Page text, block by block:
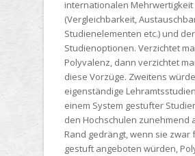
internationalen Mehrwertigkeit
(Vergleichbarkeit,
Studienelementen etc.) und
Studienoptionen. Verzichtet
Polyvalenz, dann verzichtet
diese Vorzüge. Zweitens
eigenständige
einem System gestufter
den Hochschulen zunehmend
Rand gedrängt, wenn sie zwar
gestuft angeboten würden,